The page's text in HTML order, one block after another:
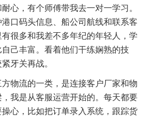
心，有个师傅带我去一对一学习。
口码头信息、船公司航线和联系客
很多和我差不多年纪的年轻人，学
己丰富。看着他们干练娴熟的技
牙关再战。
流的一类，是连接客户厂家和物
我是从客服运营开始的。每天都要
心，比如把订单录入系统，跟踪货